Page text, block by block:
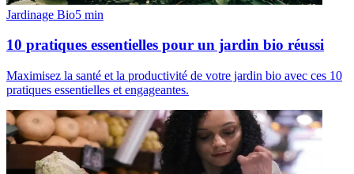
Jardinage Bio5 min
10 pratiques essentielles pour un jardin bio réussi
Maximisez la santé et la productivité de votre jardin bio avec ces 10
pratiques essentielles et engageantes.